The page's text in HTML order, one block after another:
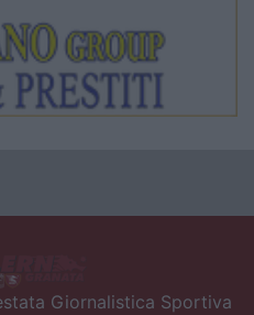
Giornalistica Sportiva